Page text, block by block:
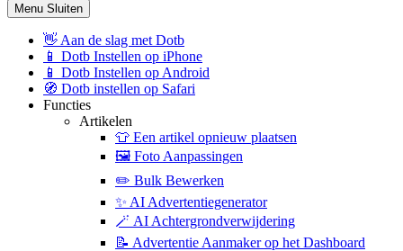
Menu Sluiten
👋 Aan de slag met Dotb
📱 Dotb Instellen op iPhone
📱 Dotb Instellen op Android
🧭 Dotb instellen op Safari
Functies
Artikelen
👕 Een artikel opnieuw plaatsen
🖼️ Foto Aanpassingen
✏️ Bulk Bewerken
✨ AI Advertentiegenerator
🪄 AI Achtergrondverwijdering
📝 Advertentie Aanmaker op het Dashboard